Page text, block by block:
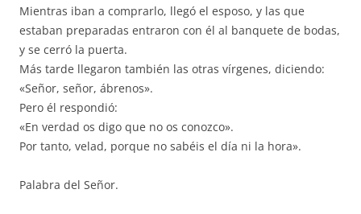
Mientras iban a comprarlo, llegó el esposo, y las que
estaban preparadas entraron con él al banquete de bodas,
y se cerró la puerta.
Más tarde llegaron también las otras vírgenes, diciendo:
«Señor, señor, ábrenos».
Pero él respondió:
«En verdad os digo que no os conozco».
Por tanto, velad, porque no sabéis el día ni la hora».
Palabra del Señor.